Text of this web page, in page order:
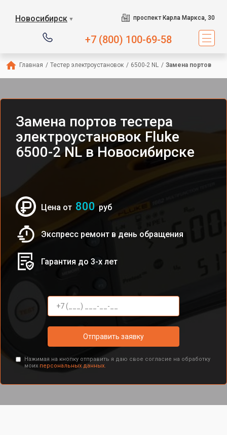
Новосибирск ▼ проспект Карла Маркса, 30
+7 (800) 100-69-58
Главная / Тестер электроустановок / 6500-2 NL / Замена портов
Замена портов тестера
электроустановок Fluke
6500-2 NL в Новосибирске
Цена от 800руб
Экспресс ремонт в день обращения
Гарантия до 3-х лет
Отправить заявку
Нажимая на кнопку отправить я даю свое согласие на обработку
моих персональных данных.